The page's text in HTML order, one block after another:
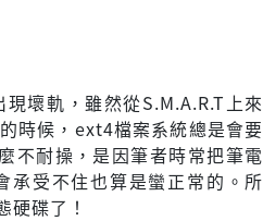
現壞軌，雖然從S.M.A.R.T上來
時候，ext4檔案系統總是會要
不耐操，是因筆者時常把筆電
承受不住也算是蠻正常的。所
碟了！